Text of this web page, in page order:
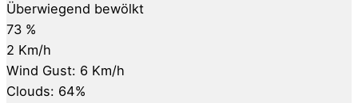
Überwiegend bewölkt
73 %
2 Km/h
Wind Gust: 6 Km/h
Clouds: 64%